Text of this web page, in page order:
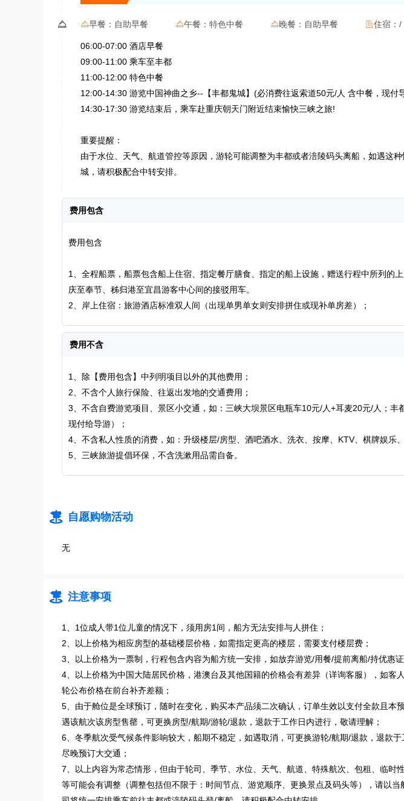
 早餐： 自助早餐 午餐： 特色中餐 晚餐： 自助早餐 住宿： /
06:00-07:00 酒店早餐
09:00-11:00 乘车至丰都
11:00-12:00 特色中餐
12:00-14:30 游览中国神曲之乡--【丰都鬼城】(必消费往返索道50元/人 含中餐，现付
14:30-17:30 游览结束后，乘车赴重庆朝天门附近结束愉快三峡之旅!
重要提醒：
由于水位、天气、航道管控等原因，游轮可能调整为丰都或者涪陵码头离船，如遇这
城，请积极配合中转安排。
费用包含
费用包含
1、全程船票，船票包含船上住宿、指定餐厅膳食、指定的船上设施，赠送行程中所列的
庆至奉节、秭归港至宜昌游客中心间的接驳用车。
2、岸上住宿：旅游酒店标准双人间（出现单男单女则安排拼住或现补单房差）；
费用不含
1、除【费用包含】中列明项目以外的其他费用；
2、不含个人旅行保险、往返出发地的交通费用；
3、不含自费游览项目、景区小交通，如：三峡大坝景区电瓶车10元/人+耳麦20元/人；丰
现付给导游）；
4、不含私人性质的消费，如：升级楼层/房型、酒吧酒水、洗衣、按摩、KTV、棋牌娱乐
5、三峡旅游提倡环保，不含洗漱用品需自备。
 自愿购物活动
无
 注意事项
1、1位成人带1位儿童的情况下，须用房1间，船方无法安排与人拼住；
2、以上价格为相应房型的基础楼层价格，如需指定更高的楼层，需要支付楼层费；
3、以上价格为一票制，行程包含内容为船方统一安排，如放弃游览/用餐/提前离船/持优惠
4、以上价格为中国大陆居民价格，港澳台及其他国籍的价格会有差异（详询客服），如客
轮公布价格在前台补齐差额；
5、由于舱位是全球预订，随时在变化，购买本产品须二次确认，订单生效以支付全款且本
遇该航次该房型售罄，可更换房型/航期/游轮/退款，退款于工作日内进行，敬请理解；
6、冬季航次受气候条件影响较大，船期不稳定，如遇取消，可更换游轮/航期/退款，退款
尽晚预订大交通；
7、以上内容为常态情形，但由于轮司、季节、水位、天气、航道、特殊航次、包租、临时
等可能会有调整（调整包括但不限于：时间节点、游览顺序、更换景点及码头等），请以